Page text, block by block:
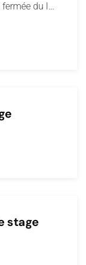
du l…
stage